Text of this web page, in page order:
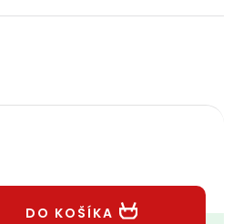
údajov
DO KOŠÍKA